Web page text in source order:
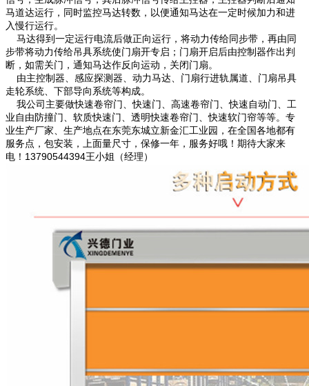
马道达运行，同时监控马达转数，以便通知马达在一定时候加力和进
入慢行运行。
马达得到一定运行电流后做正向运行，将动力传给同步带，再由同
步带将动力传给吊具系统使门扇开专启；门扇开启后由控制器作出判
断，如需关门，通知马达作反向运动，关闭门扇。
由主控制器、感应探测器、动力马达、门扇行进轨属道、门扇吊具
走轮系统、下部导向系统等构成。
我公司主要做快速卷帘门、快速门、高速卷帘门、快速自动门、工
业自由防撞门、软质快速门、透明快速卷帘门、快速软门帘等等。专
业生产厂家、生产地点在东莞东城立新金汇工业园，在全国各地都有
服务点，包安装，上面量尺寸，保修一年，服务好哦！期待大家来
电！13790544394王小姐（经理）